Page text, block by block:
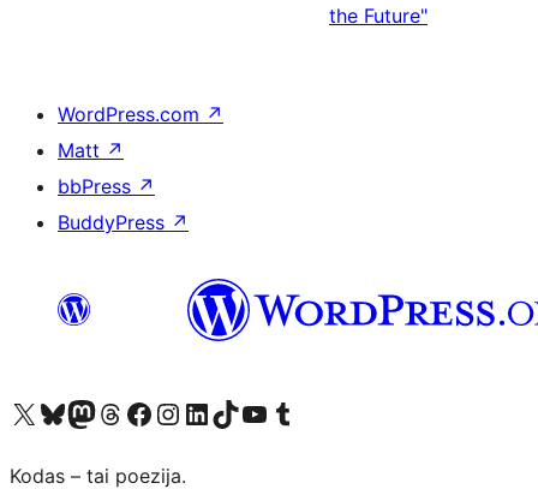
the Future"
WordPress.com ↗
Matt ↗
bbPress ↗
BuddyPress ↗
Visit our X (formerly Twitter) account
Apsilankykite mūsų Bluesky paskyroje
Visit our Mastodon account
Apsilankykite mūsų Threads paskyroje
Visit our Facebook page
Visit our Instagram account
Visit our LinkedIn account
Apsilankykite mūsų TikTok paskyroje
Visit our YouTube channel
Apsilankykite mūsų Tumblr paskyroje
Kodas – tai poezija.